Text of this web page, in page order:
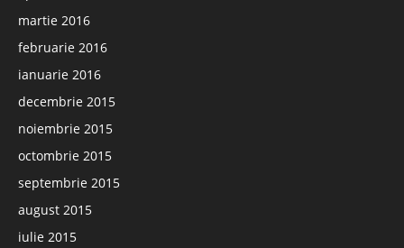
martie 2016
februarie 2016
ianuarie 2016
decembrie 2015
noiembrie 2015
octombrie 2015
septembrie 2015
august 2015
iulie 2015